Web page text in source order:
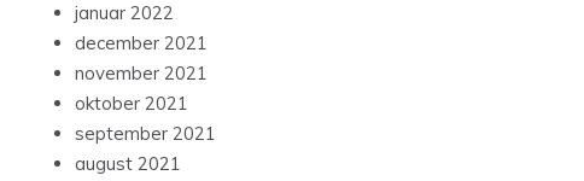
januar 2022
december 2021
november 2021
oktober 2021
september 2021
august 2021